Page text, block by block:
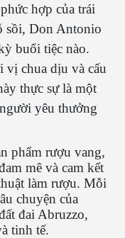
hợp của trái
sồi, Don Antonio
buổi tiệc nào.
chua dịu và cấu
thực sự là một
yêu thưởng
phẩm rượu vang,
mê và cam kết
làm rượu. Mỗi
chuyện của
đai Abruzzo,
tinh tế.